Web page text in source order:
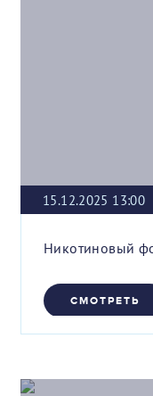
15.12.2025 13:00
Никотиновый
СМОТРЕТЬ